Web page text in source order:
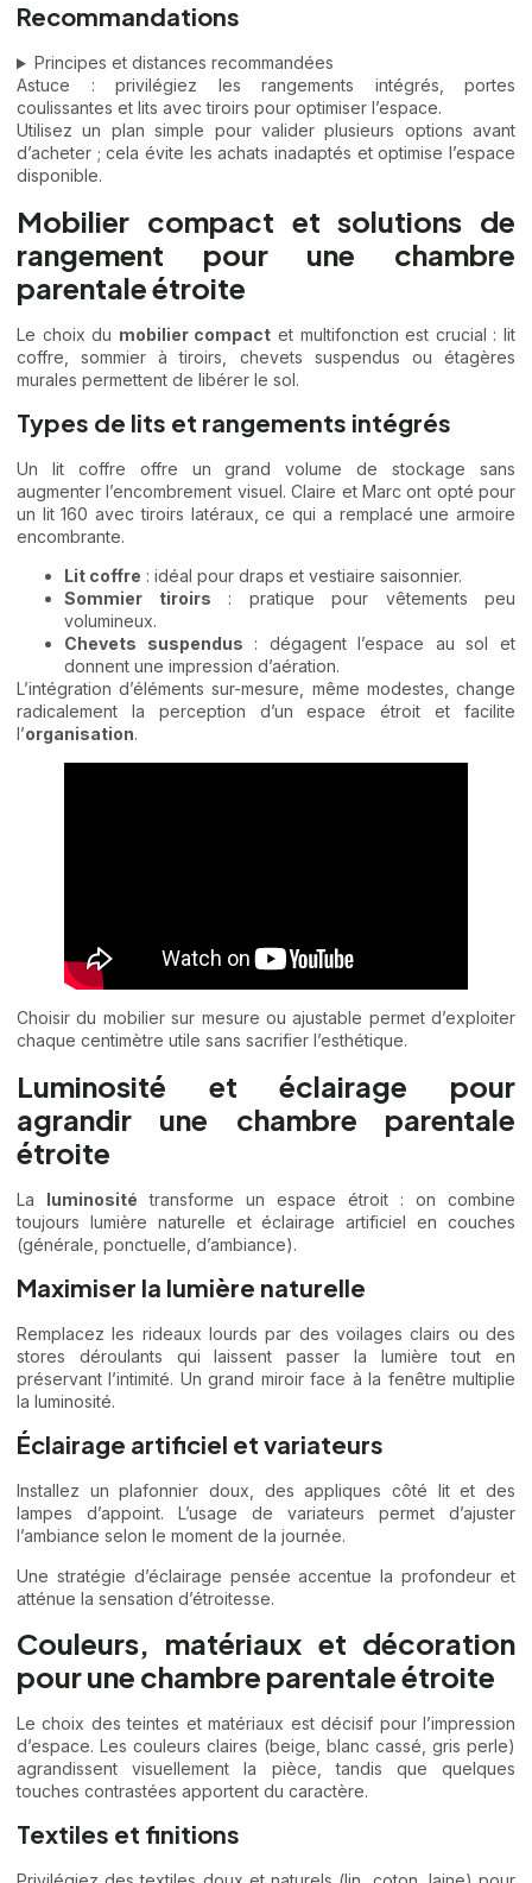
Recommandations
Principes et distances recommandées
Astuce : privilégiez les rangements intégrés, portes
coulissantes et lits avec tiroirs pour optimiser l’espace.
Utilisez un plan simple pour valider plusieurs options avant
d’acheter ; cela évite les achats inadaptés et optimise l’espace
disponible.
Mobilier compact et solutions de
rangement pour une chambre
parentale étroite
Le choix du mobilier compact et multifonction est crucial : lit
coffre, sommier à tiroirs, chevets suspendus ou étagères
murales permettent de libérer le sol.
Types de lits et rangements intégrés
Un lit coffre offre un grand volume de stockage sans
augmenter l’encombrement visuel. Claire et Marc ont opté pour
un lit 160 avec tiroirs latéraux, ce qui a remplacé une armoire
encombrante.
Lit coffre : idéal pour draps et vestiaire saisonnier.
Sommier tiroirs : pratique pour vêtements peu
volumineux.
Chevets suspendus : dégagent l’espace au sol et
donnent une impression d’aération.
L’intégration d’éléments sur-mesure, même modestes, change
radicalement la perception d’un espace étroit et facilite
l’organisation.
Choisir du mobilier sur mesure ou ajustable permet d’exploiter
chaque centimètre utile sans sacrifier l’esthétique.
Luminosité et éclairage pour
agrandir une chambre parentale
étroite
La luminosité transforme un espace étroit : on combine
toujours lumière naturelle et éclairage artificiel en couches
(générale, ponctuelle, d’ambiance).
Maximiser la lumière naturelle
Remplacez les rideaux lourds par des voilages clairs ou des
stores déroulants qui laissent passer la lumière tout en
préservant l’intimité. Un grand miroir face à la fenêtre multiplie
la luminosité.
Éclairage artificiel et variateurs
Installez un plafonnier doux, des appliques côté lit et des
lampes d’appoint. L’usage de variateurs permet d’ajuster
l’ambiance selon le moment de la journée.
Une stratégie d’éclairage pensée accentue la profondeur et
atténue la sensation d’étroitesse.
Couleurs, matériaux et décoration
pour une chambre parentale étroite
Le choix des teintes et matériaux est décisif pour l’impression
d’espace. Les couleurs claires (beige, blanc cassé, gris perle)
agrandissent visuellement la pièce, tandis que quelques
touches contrastées apportent du caractère.
Textiles et finitions